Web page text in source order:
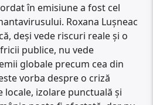
în emisiune a fost cel
Roxana Lușneac
deși vede riscuri reale și o
publice, nu vede
globale precum cea din
vorba despre o criză
izolare punctuală și